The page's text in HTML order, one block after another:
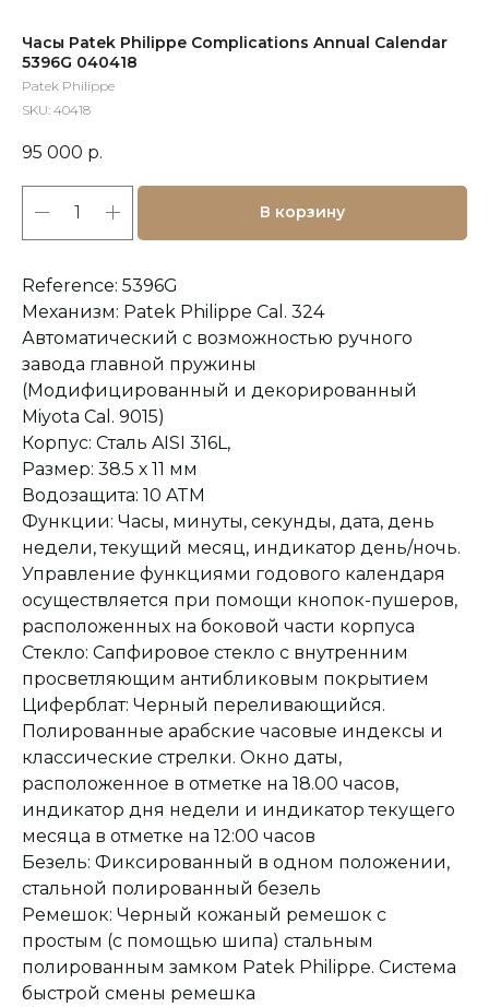
Часы Patek Philippe Complications Annual Calendar
5396G 040418
Patek Philippe
SKU: 40418
95 000 р.
В корзину
Reference: 5396G
Механизм: Patek Philippe Cal. 324
Автоматический с возможностью ручного
завода главной пружины
(Модифицированный и декорированный
Miyota Cal. 9015)
Корпус: Сталь AISI 316L,
Размер: 38.5 х 11 мм
Водозащита: 10 ATM
Функции: Часы, минуты, секунды, дата, день
недели, текущий месяц, индикатор день/ночь.
Управление функциями годового календаря
осуществляется при помощи кнопок-пушеров,
расположенных на боковой части корпуса
Стекло: Сапфировое стекло с внутренним
просветляющим антибликовым покрытием
Циферблат: Черный переливающийся.
Полированные арабские часовые индексы и
классические стрелки. Окно даты,
расположенное в отметке на 18.00 часов,
индикатор дня недели и индикатор текущего
месяца в отметке на 12:00 часов
Безель: Фиксированный в одном положении,
стальной полированный безель
Ремешок: Черный кожаный ремешок с
простым (с помощью шипа) стальным
полированным замком Patek Philippe. Система
быстрой смены ремешка
Оплата при получении
Заказ опласивается
после примерки и
Подробная
Ответим на все вопросы
и поможем с выбором